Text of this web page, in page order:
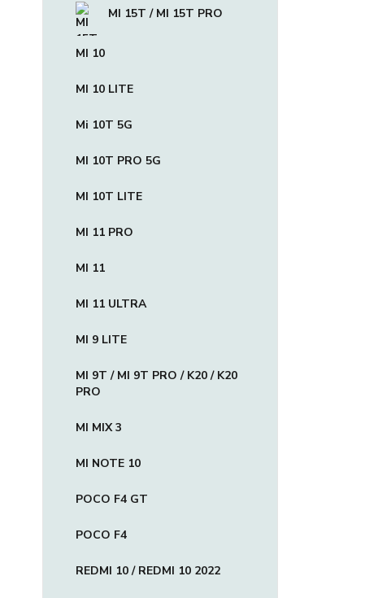
MI 15T / MI 15T PRO
MI 10
MI 10 LITE
Mi 10T 5G
MI 10T PRO 5G
MI 10T LITE
MI 11 PRO
MI 11
MI 11 ULTRA
MI 9 LITE
MI 9T / MI 9T PRO / K20 / K20
PRO
MI MIX 3
MI NOTE 10
POCO F4 GT
POCO F4
REDMI 10 / REDMI 10 2022